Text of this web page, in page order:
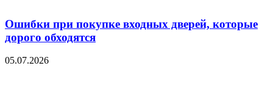
Ошибки при покупке входных дверей, которые
дорого обходятся
05.07.2026